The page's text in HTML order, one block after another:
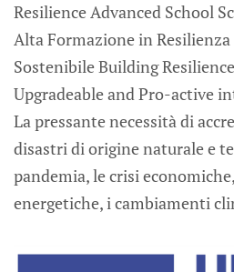
Resilience Advanced School
Alta Formazione in
Sostenibile Building
Upgradeable and Pro-active
La pressante necessità di
disastri di origine naturale e
pandemia, le crisi
energetiche, i cambiamenti